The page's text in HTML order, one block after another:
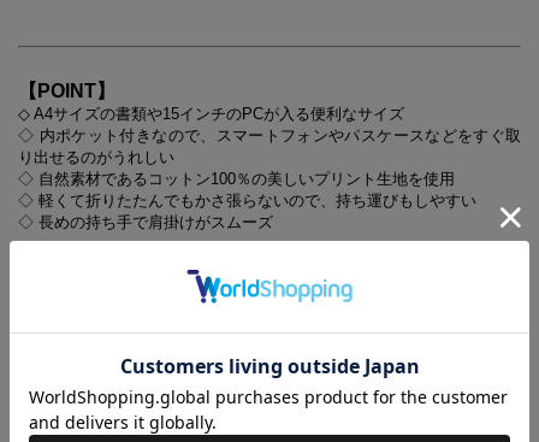
【POINT】
◇ A4サイズの書類や15インチのPCが入る便利なサイズ
◇ 内ポケット付きなので、スマートフォンやパスケースなどをすぐ取
り出せるのがうれしい
◇ 自然素材であるコットン100％の美しいプリント生地を使用
◇ 軽くて折りたたんでもかさ張らないので、持ち運びもしやすい
◇ 長めの持ち手で肩掛けがスムーズ
「ヴァアプッカ」とは、フィンランドのある地方の方言で「ラズベリ
ー」のこと。